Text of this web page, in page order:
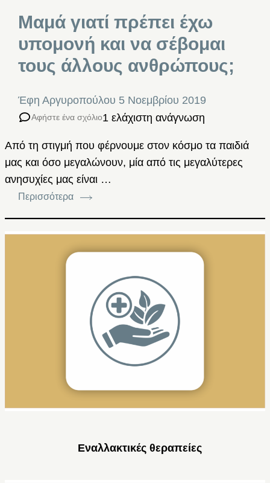
Μαμά γιατί πρέπει έχω
υπομονή και να σέβομαι
τους άλλους ανθρώπους;
Έφη Αργυροπούλου 5 Νοεμβρίου 2019
Αφήστε ένα σχόλιο1 ελάχιστη ανάγνωση
Από τη στιγμή που φέρνουμε στον κόσμο τα παιδιά
μας και όσο μεγαλώνουν, μία από τις μεγαλύτερες
ανησυχίες μας είναι …
Περισσότερα
Εναλλακτικές θεραπείες